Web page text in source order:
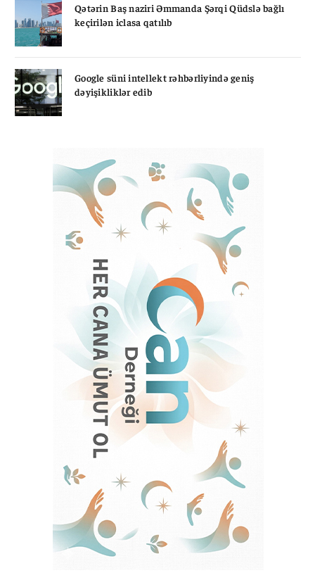
Qətərin Baş naziri Əmmanda Şərqi Qüdslə bağlı
keçirilən iclasa qatılıb
Google süni intellekt rəhbərliyində geniş
dəyişikliklər edib